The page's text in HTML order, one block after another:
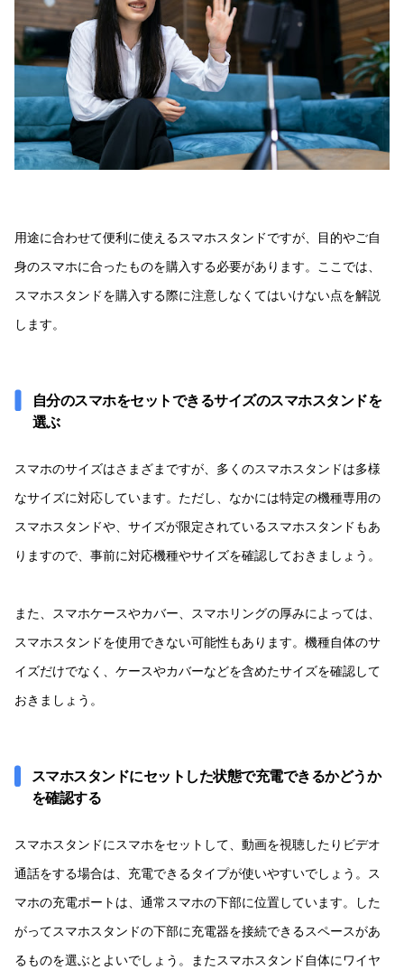
用途に合わせて便利に使えるスマホスタンドですが、目的やご自
身のスマホに合ったものを購入する必要があります。ここでは、
スマホスタンドを購入する際に注意しなくてはいけない点を解説
します。
自分のスマホをセットできるサイズのスマホスタンドを
選ぶ
スマホのサイズはさまざまですが、多くのスマホスタンドは多様
なサイズに対応しています。ただし、なかには特定の機種専用の
スマホスタンドや、サイズが限定されているスマホスタンドもあ
りますので、事前に対応機種やサイズを確認しておきましょう。
また、スマホケースやカバー、スマホリングの厚みによっては、
スマホスタンドを使用できない可能性もあります。機種自体のサ
イズだけでなく、ケースやカバーなどを含めたサイズを確認して
おきましょう。
スマホスタンドにセットした状態で充電できるかどうか
を確認する
スマホスタンドにスマホをセットして、動画を視聴したりビデオ
通話をする場合は、充電できるタイプが使いやすいでしょう。ス
マホの充電ポートは、通常スマホの下部に位置しています。した
がってスマホスタンドの下部に充電器を接続できるスペースがあ
るものを選ぶとよいでしょう。またスマホスタンド自体にワイヤ